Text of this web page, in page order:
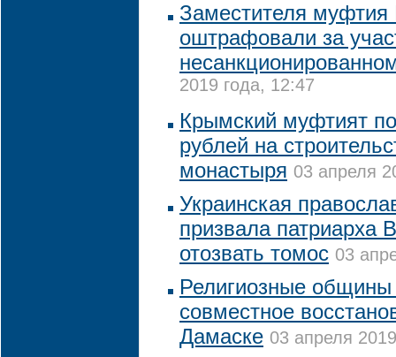
Заместителя муфтия
оштрафовали за
2019 года, 12:47
Крымский муфтият
рублей на
монастыря 03 апреля
Украинская
призвала патриарха
отозвать томос 03
Религиозные общины
совместное
Дамаске 03 апреля